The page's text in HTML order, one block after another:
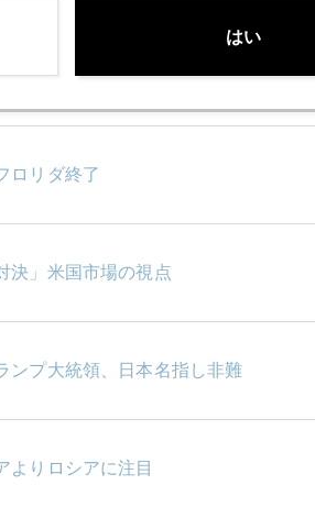
？？
ロリダ終了
決」米国市場の視点
ンプ大統領、日本名指し非難
よりロシアに注目
はい